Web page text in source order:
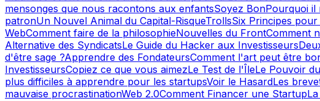
mensonges que nous racontons aux enfantsSoyez BonPourquoi il
patronUn Nouvel Animal du Capital-RisqueTrollsSix Principes
WebComment faire de la philosophieNouvelles du FrontComment
Alternative des SyndicatsLe Guide du Hacker aux Investisseurs
d'être sage ?Apprendre des FondateursComment l'art peut être
InvestisseursCopiez ce que vous aimezLe Test de l'ÎleLe Pouvoir
plus difficiles à apprendre pour les startupsVoir le HasardLes
mauvaise procrastinationWeb 2.0Comment Financer une Startup